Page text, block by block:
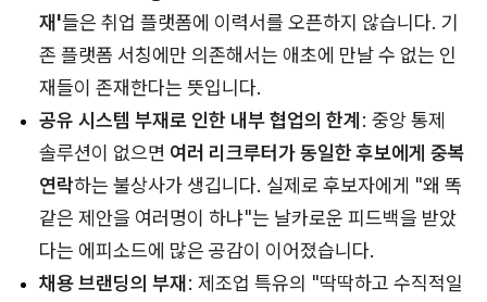
재'들은 취업 플랫폼에 이력서를 오픈하지 않습니다. 기
존 플랫폼 서칭에만 의존해서는 애초에 만날 수 없는 인
재들이 존재한다는 뜻입니다.
공유 시스템 부재로 인한 내부 협업의 한계: 중앙 통제
솔루션이 없으면 여러 리크루터가 동일한 후보에게 중복
연락하는 불상사가 생깁니다. 실제로 후보자에게 "왜 똑
같은 제안을 여러명이 하냐"는 날카로운 피드백을 받았
다는 에피소드에 많은 공감이 이어졌습니다.
채용 브랜딩의 부재: 제조업 특유의 "딱딱하고 수직적일